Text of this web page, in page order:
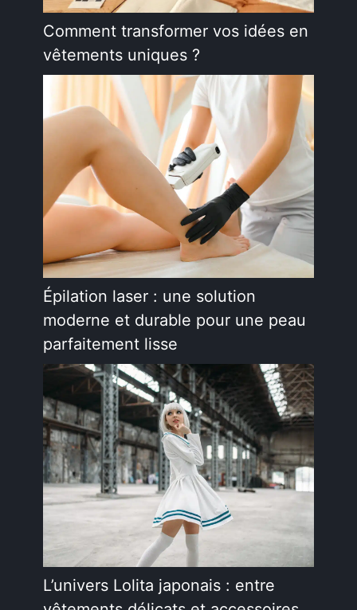
Comment transformer vos idées en
vêtements uniques ?
Épilation laser : une solution
moderne et durable pour une peau
parfaitement lisse
L’univers Lolita japonais : entre